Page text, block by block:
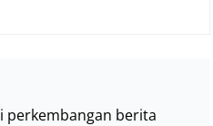
perkembangan berita